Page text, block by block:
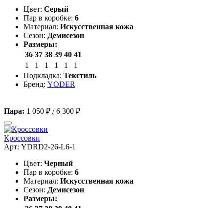
Цвет: Серый
Пар в коробке: 6
Материал: Искусственная кожа
Сезон: Демисезон
Размеры:
36 37 38 39 40 41
1
1 1 1 1
1
Подкладка: Текстиль
Бренд: YODER
Пара: 1 050 ₽ /6 300 ₽
Кроссовки
Арт: YDRD2-26-L6-1
Цвет: Черный
Пар в коробке: 6
Материал: Искусственная кожа
Сезон: Демисезон
Размеры: